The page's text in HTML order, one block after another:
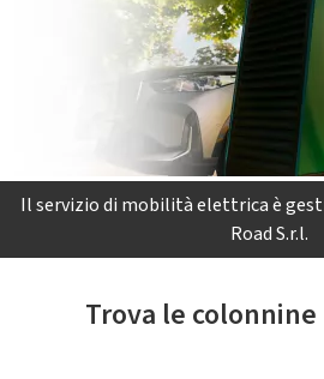
Il servizio di mobilità elettrica è
Road S.r.l.
Trova le